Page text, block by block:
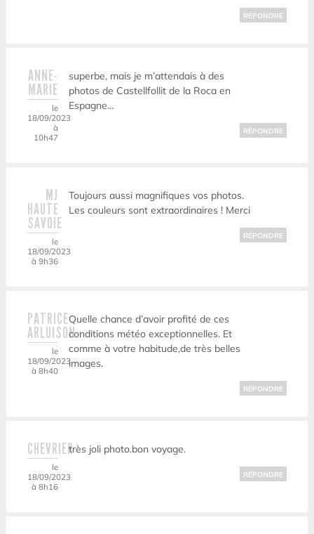
RÉPONDRE
ANNE-
MARIE
le
18/09/2023
à
10h47
superbe, mais je m’attendais à des
photos de Castellfollit de la Roca en
Espagne…
RÉPONDRE
MJ
HAUTE
SAVOIE
le
18/09/2023
à 9h36
Toujours aussi magnifiques vos photos.
Les couleurs sont extraordinaires ! Merci
RÉPONDRE
PATRICE
ARLUISON
le
18/09/2023
à 8h40
Quelle chance d’avoir profité de ces
conditions météo exceptionnelles. Et
comme à votre habitude,de très belles
images.
RÉPONDRE
CHEVRIER
le
18/09/2023
à 8h16
très joli photo.bon voyage.
RÉPONDRE